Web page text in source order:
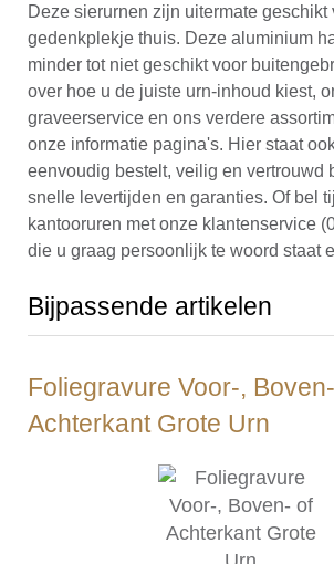
Deze sierurnen zijn uitermate geschikt
gedenkplekje thuis. Deze aluminium
minder tot niet geschikt voor
over hoe u de juiste urn-inhoud kiest,
graveerservice en ons verdere
onze informatie pagina's. Hier staat
eenvoudig bestelt, veilig en vertrouwd
snelle levertijden en garanties. Of bel
kantooruren met onze klantenservice
die u graag persoonlijk te woord staat
Bijpassende artikelen
Foliegravure Voor-,
Achterkant Grote Urn